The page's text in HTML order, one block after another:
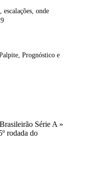
onde
Prognóstico e
Brasileirão Série A »
rodada do